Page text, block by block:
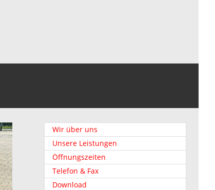
Wir über uns
Unsere Leistungen
Öffnungszeiten
Telefon & Fax
Download